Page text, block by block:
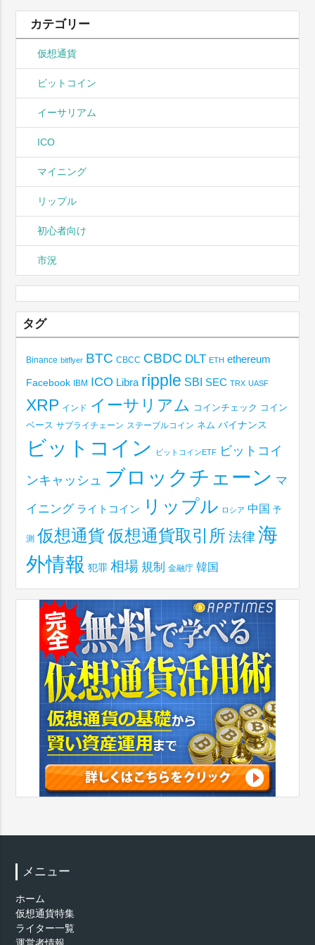
カテゴリー
仮想通貨
ビットコイン
イーサリアム
ICO
マイニング
リップル
初心者向け
市況
タグ
Binance bitflyer BTC CBCC CBDC DLT ETH ethereum
Facebook IBM ICO Libra ripple SBI SEC TRX UASF
XRP インド イーサリアム コインチェック コイン
ベース サプライチェーン ステーブルコイン ネム バイナンス
ビットコイン ビットコインETF ビットコイ
ンキャッシュ ブロックチェーン マ
イニング ライトコイン リップル ロシア 中国 予
測 仮想通貨仮想通貨取引所 法律 海
外情報 犯罪 相場 規制 金融庁 韓国
メニュー
ホーム
仮想通貨特集
ライター一覧